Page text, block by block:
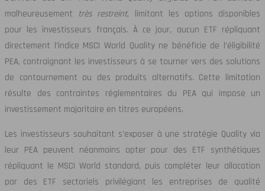
malheureusement très restreint, limitant les options disponibles
pour les investisseurs français. À ce jour, aucun ETF répliquant
directement l’indice MSCI World Quality ne bénéficie de l’éligibilité
PEA, contraignant les investisseurs à se tourner vers des solutions
de contournement ou des produits alternatifs. Cette limitation
résulte des contraintes réglementaires du PEA qui impose un
investissement majoritaire en titres européens.
Les investisseurs souhaitant s’exposer à une stratégie Quality via
leur PEA peuvent néanmoins opter pour des ETF synthétiques
répliquant le MSCI World standard, puis compléter leur allocation
par des ETF sectoriels privilégiant les entreprises de qualité